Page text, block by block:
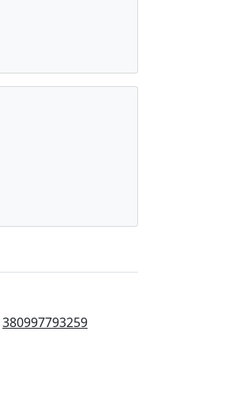
380997793259